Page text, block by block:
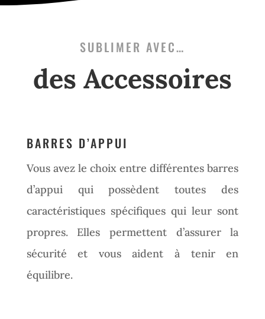
SUBLIMER AVEC…
des Accessoires
BARRES D’APPUI
Vous avez le choix entre différentes barres
d’appui qui possèdent toutes des
caractéristiques spécifiques qui leur sont
propres. Elles permettent d’assurer la
sécurité et vous aident à tenir en
équilibre.